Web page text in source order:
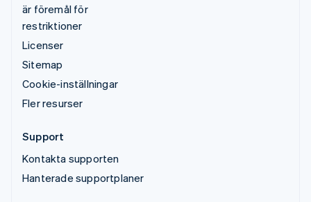
är föremål för
restriktioner
Licenser
Sitemap
Cookie-inställningar
Fler resurser
Support
Kontakta supporten
Hanterade supportplaner